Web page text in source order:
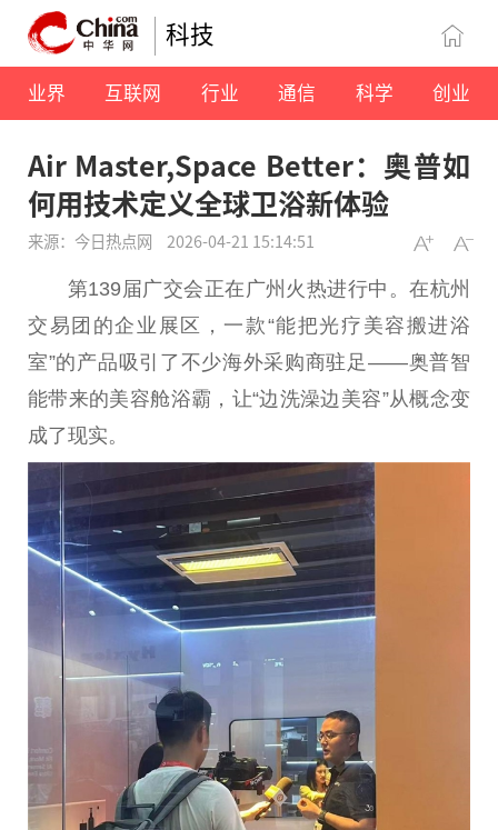
科技
业界 互联网 行业 通信 科学 创业
Air Master,Space Better：奥普如
何用技术定义全球卫浴新体验
来源：今日热点网 2026-04-21 15:14:51
第139届广交会正在广州火热进行中。在杭州
交易 团的企业展区，一款“能把光疗美容搬进浴
室”的产品吸引了不少海外采购商驻足——奥普智
能带来的美容舱浴霸，让“边洗澡边美容”从概念变
成了现实。